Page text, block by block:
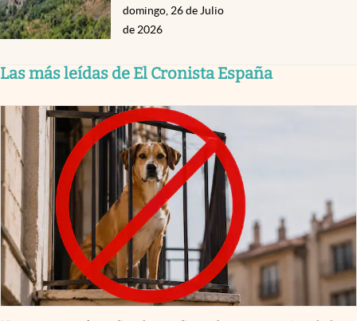
domingo, 26 de Julio
de 2026
Las más leídas de El Cronista España